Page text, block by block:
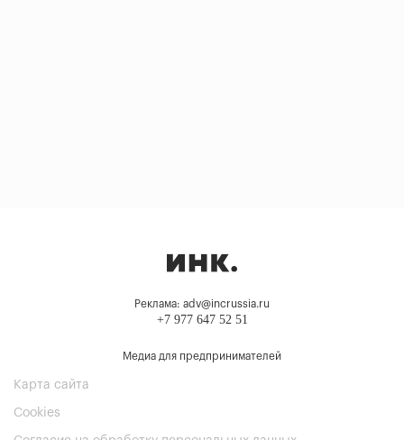
Реклама: adv@incrussia.ru
+7 977 647 52 51
Медиа для предпринимателей
Карта сайта
Cookies